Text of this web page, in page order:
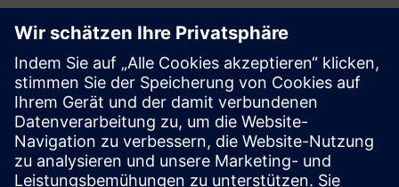
Follow
Presse | Siemens
© Siemens 1996 – 2026